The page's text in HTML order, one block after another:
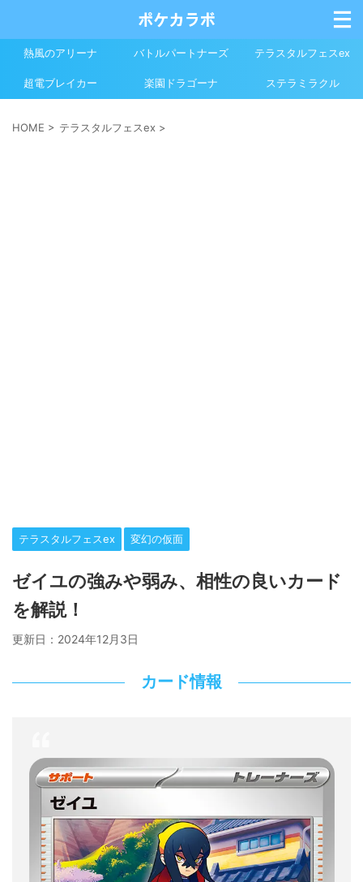
熱風のアリーナ バトルパートナーズ テラスタルフェスex
超電ブレイカー 楽園ドラゴーナ ステラミラクル
HOME > テラスタルフェスex >
テラスタルフェスex 変幻の仮面
ゼイユの強みや弱み、相性の良いカード
を解説！
更新日： 2024年12月3日
カード情報